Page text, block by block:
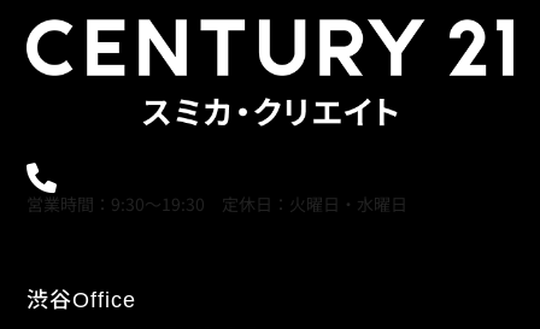
営業時間：9:30～19:30 定休日：火曜日・水曜日
渋谷Office